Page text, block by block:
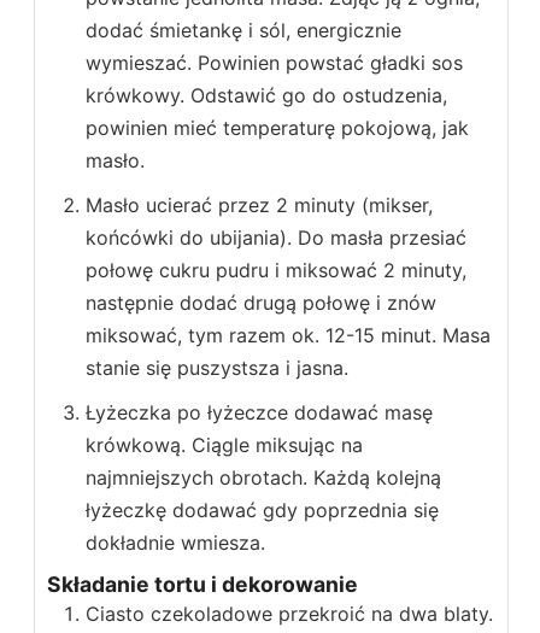
dodać śmietankę i sól, energicznie
wymieszać. Powinien powstać gładki sos
krówkowy. Odstawić go do ostudzenia,
powinien mieć temperaturę pokojową, jak
masło.
Masło ucierać przez 2 minuty (mikser,
końcówki do ubijania). Do masła przesiać
połowę cukru pudru i miksować 2 minuty,
następnie dodać drugą połowę i znów
miksować, tym razem ok. 12-15 minut. Masa
stanie się puszystsza i jasna.
Łyżeczka po łyżeczce dodawać masę
krówkową. Ciągle miksując na
najmniejszych obrotach. Każdą kolejną
łyżeczkę dodawać gdy poprzednia się
dokładnie wmiesza.
Składanie tortu i dekorowanie
Ciasto czekoladowe przekroić na dwa blaty.